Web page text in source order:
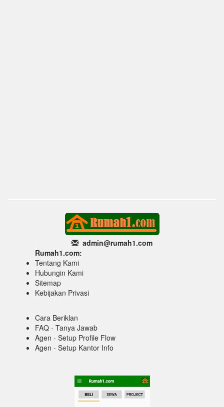
admin@rumah1.com
Rumah1.com:
Tentang Kami
Hubungin Kami
Sitemap
Kebijakan Privasi
Cara Beriklan
FAQ - Tanya Jawab
Agen - Setup Profile Flow
Agen - Setup Kantor Info